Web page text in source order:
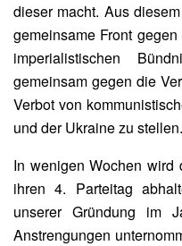
dieser macht. Aus
gemeinsame Front
imperialistischen
gemeinsam gegen die
Verbot von
und der Ukraine zu stellen.
In wenigen Wochen wird
ihren 4. Parteitag
unserer Gründung im
Anstrengungen